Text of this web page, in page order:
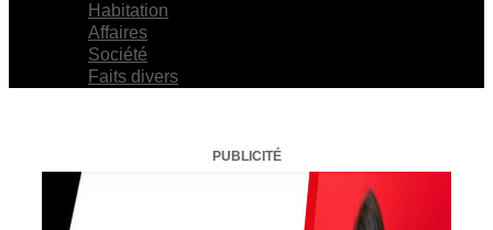
Habitation
Affaires
Société
Faits divers
PUBLICITÉ